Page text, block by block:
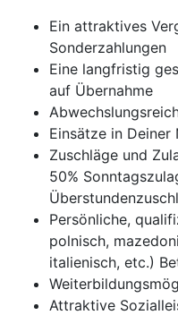
Ein attraktives
Sonderzahlungen
Eine langfristig
auf Übernahme
Einsätze in Deiner
Zuschläge und
50%
Persönliche,
polnisch,
italienisch, etc.)
Attraktive